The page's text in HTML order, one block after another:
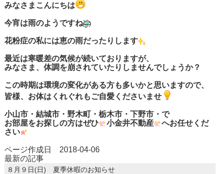
みなさまこんにちは
今宵は雨のようですね
花粉症の私には恵の雨だったりします
最近は寒暖差の気候が続いておりますが、
みなさま、体調を崩されていたりしませんでしょうか？
この時期は環境の変化がある方も多いかと思いますので、
皆様、お体はくれぐれもご自愛くださいませ
小山市・ 結城市・野木町・栃木市・下野市・で
お部屋をお探しの方はぜひ
小金井不動産 へお任せく だ
さい
ページ作成日 2018-04-06
最新の記事
８月９日(日) 夏季休暇のお知らせ